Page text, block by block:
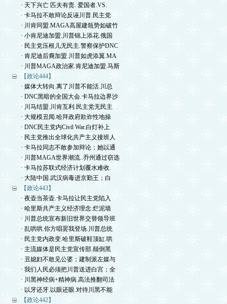
· 天下兴亡 匹夫有责. 爱国者.VS.
· 卡马拉不敢辩论反诬川普.民主党
· 川肯同盟.MAGA高屋建瓴势如破竹
· 小肯尼迪加盟.川普锦上添花.俄国
· 民主党压根儿无民主.警察保护DNC
· 肯尼迪后裔加盟.川普如虎添翼.MA
· 川普MAGA政治家.肯尼迪加盟.马斯
【政论444】
· 媒体大转向.离了川普不能活.川总
· DNC黑暗的全国大会.卡马拉边界沙
· 川马结盟.川肯互利.民主党无民主
· 大规模丑闻.哈拜政府欺诈性地操
· DNC民主党内Civil War.白灯补上
· 民主党推出全球化共产主义接班人
· 卡马拉同志不敢参加辩论；她以通
· 川普MAGA世界潮流..乔州通过窃选
· 卡马拉苏联式经济计划覆水难收.
· 大陆中国.武汉病毒进京勤王；白
【政论443】
· 夜壶当茶壶.卡马拉让民主党陷入
· 哈里斯共产主义经济理念.烂泥墙
· 川普总统宣布新旧世界交替领导班
· 乱哄哄.你方唱罢我登场.川普总统
· 民主党内政变.哈里斯破鞋顶缸.哄
· 主流媒体是民主党宣传部.颠倒黑
· 丑媳妇不敢见公婆；建制派左媒与
· 我们人民必须把川普送进白宫；全
· 川黑神经病+精神病.高法推翻司法
· 以牙还牙.以眼还眼.对待川黑不能
【政论442】